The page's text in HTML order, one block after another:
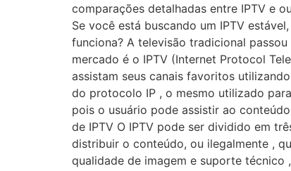
comparações detalhadas entre IPTV e
Se você está buscando um IPTV
funciona? A televisão tradicional
mercado é o IPTV (Internet Protocol
assistam seus canais favoritos
do protocolo IP , o mesmo utilizado
pois o usuário pode assistir ao
de IPTV O IPTV pode ser dividido em
distribuir o conteúdo, ou ilegalmente ,
qualidade de imagem e suporte